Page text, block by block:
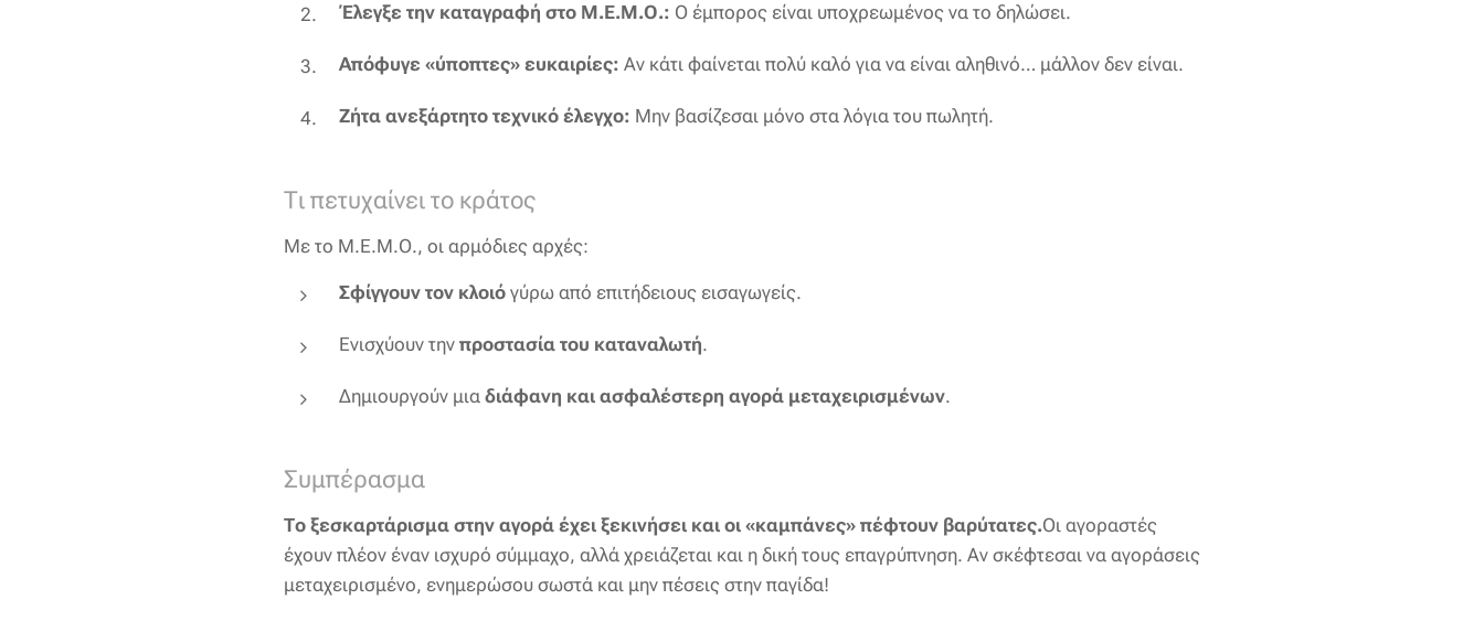
Έλεγξε την καταγραφή στο Μ.Ε.Μ.Ο.: Ο έμπορος είναι υποχρεωμένος να το δηλώσει.
Απόφυγε «ύποπτες» ευκαιρίες: Αν κάτι φαίνεται πολύ καλό για να είναι αληθινό… μάλλον δεν είναι.
Ζήτα ανεξάρτητο τεχνικό έλεγχο: Μην βασίζεσαι μόνο στα λόγια του πωλητή.
Τι πετυχαίνει το κράτος
Με το Μ.Ε.Μ.Ο., οι αρμόδιες αρχές:
Σφίγγουν τον κλοιό γύρω από επιτήδειους εισαγωγείς.
Ενισχύουν την προστασία του καταναλωτή.
Δημιουργούν μια διάφανη και ασφαλέστερη αγορά μεταχειρισμένων.
Συμπέρασμα
Το ξεσκαρτάρισμα στην αγορά έχει ξεκινήσει και οι «καμπάνες» πέφτουν βαρύτατες.Οι αγοραστές
έχουν πλέον έναν ισχυρό σύμμαχο, αλλά χρειάζεται και η δική τους επαγρύπνηση. Αν σκέφτεσαι να αγοράσεις
μεταχειρισμένο, ενημερώσου σωστά και μην πέσεις στην παγίδα!